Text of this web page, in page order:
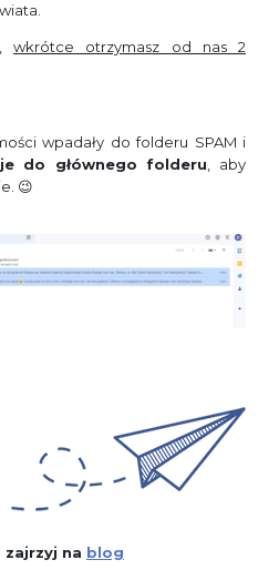
wkrótce otrzymasz od nas 2
wpadały do folderu SPAM i
do głównego folderu, aby
😉
zajrzyj na blog